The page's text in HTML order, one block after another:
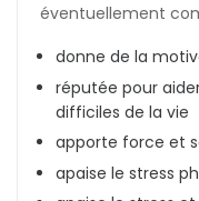
éventuellement
donne de la
réputée pour
difficiles de la vie
apporte force et
apaise le stress